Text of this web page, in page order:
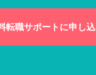
転職サポートに申し